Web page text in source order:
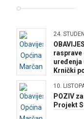
24.
Krnički
10.
POZIV
Projekt